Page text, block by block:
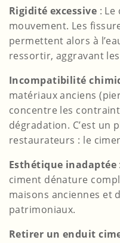
Rigidité excessive :
mouvement. Les
permettent alors à
ressortir, aggravant
Incompatibilité
matériaux anciens
concentre les
dégradation. C’est un
restaurateurs : le
Esthétique inadaptée
ciment dénature
maisons anciennes et
patrimoniaux.
Retirer un enduit